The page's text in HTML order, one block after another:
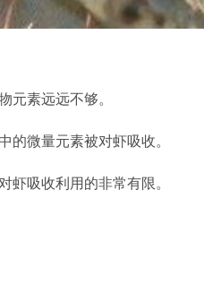
元素远远不够。
的微量元素被对虾吸收。
虾吸收利用的非常有限。